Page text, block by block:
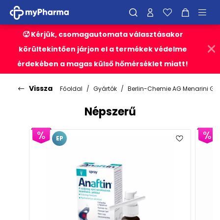
🥵 Kérjük, csomagautomata választásakor
körültekintően járjon el a termékek védelme
érdekében a magas külső hőmérséklet miatt!
Vissza Főoldal Gyártók Berlin-Chemie AG Menarini
Népszerű
EP